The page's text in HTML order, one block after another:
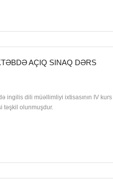
AÇIQ SINAQ DƏRS
ingilis dili müəllimliyi ixtisasının IV kurs
təşkil olunmuşdur.